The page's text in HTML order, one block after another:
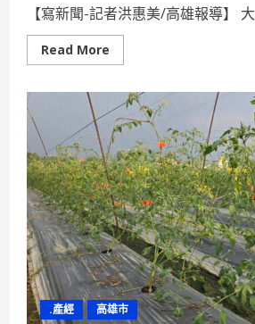
魅
力
【寫新聞-記者洪惠美/高雄報導】 大
Read More
more
潮
嗨
到
最
高
潮
陳
其
邁
穿
阿
美
族
服
出
席
開
.產經 高雄市